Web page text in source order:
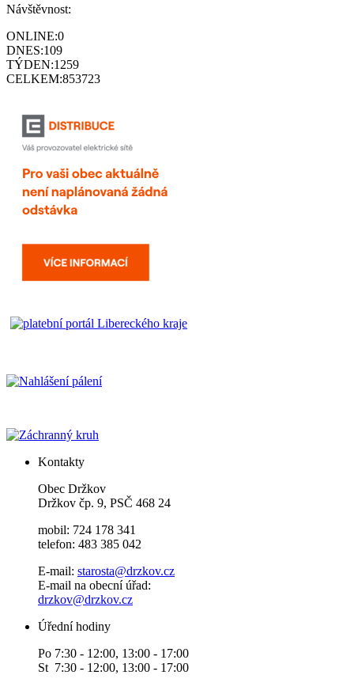
Návštěvnost:
ONLINE:0
DNES:109
TÝDEN:1259
CELKEM:853723
Kontakty
Obec Držkov
Držkov čp. 9, PSČ 468 24
mobil: 724 178 341
telefon: 483 385 042
E-mail: starosta@drzkov.cz
E-mail na obecní úřad:
drzkov@drzkov.cz
Úřední hodiny
Po 7:30 - 12:00, 13:00 - 17:00
St 7:30 - 12:00, 13:00 - 17:00